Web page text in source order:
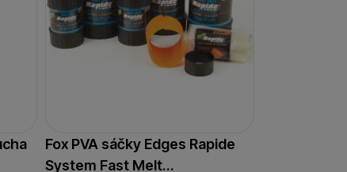
Fox PVA sáčky Edges Rapide
System Fast Melt…